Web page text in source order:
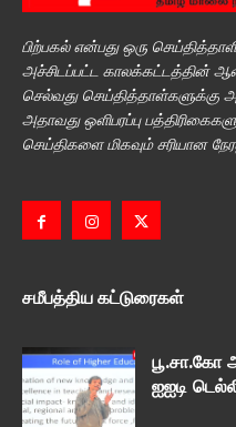
பிற்பகல் என்பது ஒரு
அச்சிடப்பட்ட காலக்கட்டத்தின்
செல்வது செய்தித்தாள்களுக்கு
அதாவது ஒளிபரப்பு
செய்திகளை மிகவும் சரியான
சமீபத்திய கட்டுரைகள்
பூ.சா.கோ
ஐஐடி